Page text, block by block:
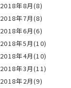
2018年8月(8)
2018年7月(8)
2018年6月(6)
2018年5月(10)
2018年4月(10)
2018年3月(11)
2018年2月(9)